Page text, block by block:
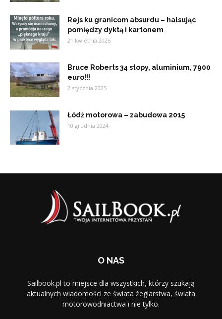
Rejs ku granicom absurdu – halsując
pomiędzy dyktą i kartonem
21 kwietnia 2025
Bruce Roberts 34 stopy, aluminium, 7900
euro!!!
2 stycznia 2025
Łódź motorowa – zabudowa 2015
10 grudnia 2024
O NAS
Sailbook.pl to miejsce dla wszystkich, którzy szukają
aktualnych wiadomości ze świata żeglarstwa, świata
motorowodniactwa i nie tylko.